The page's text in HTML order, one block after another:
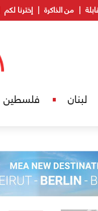
من الذاكرة إخترنا لكم
لبنان فلسطين